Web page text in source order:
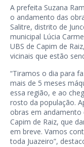
A prefeita Suzana
o andamento das
Salitre, distrito de
municipal Lúcia
UBS de Capim de
vicinais que estão
“Tiramos o dia para
mais de 5 meses
essa região, e ao
rosto da população.
obras em
Capim de Raiz, que
em breve. Vamos
toda Juazeiro”,